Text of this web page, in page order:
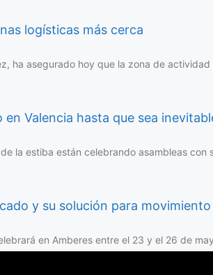
logísticas más cerca
ha asegurado hoy que la zona de
Valencia hasta que sea
la estiba están celebrando asambleas
y su solución para
en Amberes entre el 23 y el 26 de